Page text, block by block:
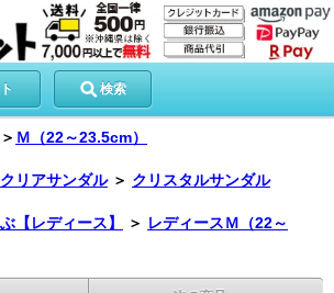
検索
＞ Ｍ（22～23.5cm）
リアサンダル ＞ クリスタルサンダル
【レディース】 ＞ レディースＭ（22～